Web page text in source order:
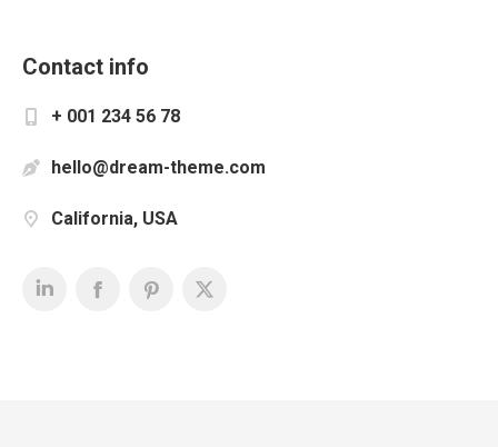
Contact info
+ 001 234 56 78
hello@dream-theme.com
California, USA